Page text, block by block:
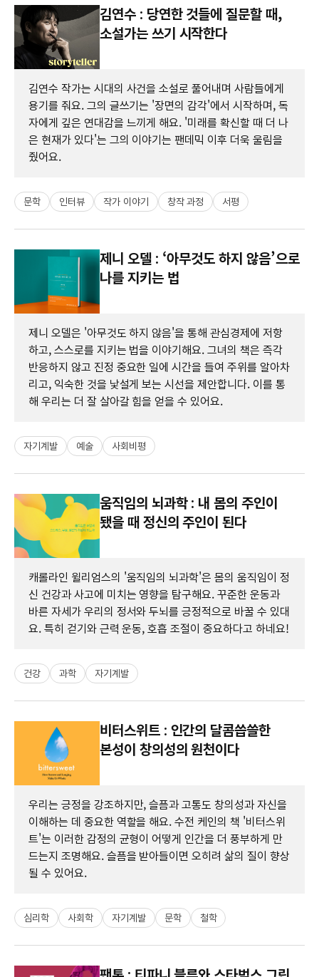
김연수 : 당연한 것들에 질문할 때,
소설가는 쓰기 시작한다
김연수 작가는 시대의 사건을 소설로 풀어내며 사람들에게
용기를 줘요. 그의 글쓰기는 '장면의 감각'에서 시작하며, 독
자에게 깊은 연대감을 느끼게 해요. '미래를 확신할 때 더 나
은 현재가 있다'는 그의 이야기는 팬데믹 이후 더욱 울림을
줬어요.
문학 인터뷰 작가 이야기 창작 과정 서평
제니 오델 : ‘아무것도 하지 않음’으로
나를 지키는 법
제니 오델은 '아무것도 하지 않음'을 통해 관심경제에 저항
하고, 스스로를 지키는 법을 이야기해요. 그녀의 책은 즉각
반응하지 않고 진정 중요한 일에 시간을 들여 주위를 알아차
리고, 익숙한 것을 낯설게 보는 시선을 제안합니다. 이를 통
해 우리는 더 잘 살아갈 힘을 얻을 수 있어요.
자기계발 예술 사회비평
움직임의 뇌과학 : 내 몸의 주인이
됐을 때 정신의 주인이 된다
캐롤라인 윌리엄스의 '움직임의 뇌과학'은 몸의 움직임이 정
신 건강과 사고에 미치는 영향을 탐구해요. 꾸준한 운동과
바른 자세가 우리의 정서와 두뇌를 긍정적으로 바꿀 수 있대
요. 특히 걷기와 근력 운동, 호흡 조절이 중요하다고 하네요!
건강 과학 자기계발
비터스위트 : 인간의 달콤씁쓸한
본성이 창의성의 원천이다
우리는 긍정을 강조하지만, 슬픔과 고통도 창의성과 자신을
이해하는 데 중요한 역할을 해요. 수전 케인의 책 '비터스위
트'는 이러한 감정의 균형이 어떻게 인간을 더 풍부하게 만
드는지 조명해요. 슬픔을 받아들이면 오히려 삶의 질이 향상
될 수 있어요.
심리학 사회학 자기계발 문학 철학